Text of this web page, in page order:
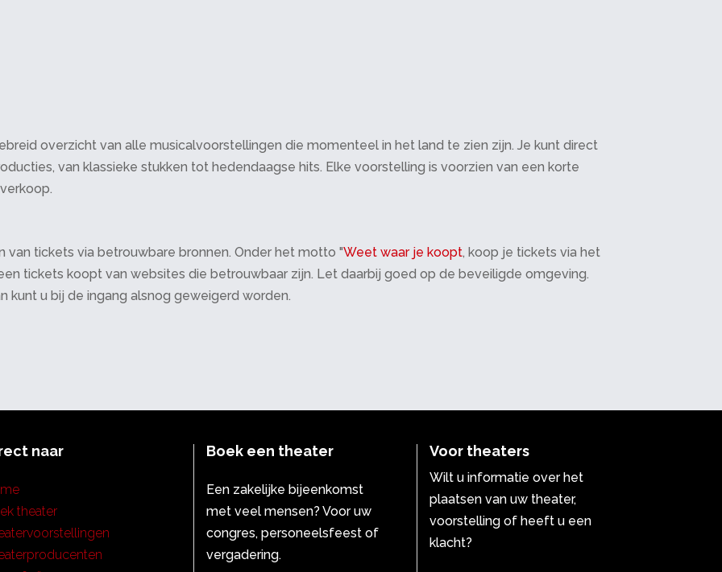
overzicht van alle musicalvoorstellingen die momenteel in het land te zien zijn. Je kunt direct
van klassieke stukken tot hedendaagse hits. Elke voorstelling is voorzien van een korte
van tickets via betrouwbare bronnen. Onder het motto "Weet waar je koopt, koop je tickets via het
tickets koopt van websites die betrouwbaar zijn. Let daarbij goed op de beveiligde omgeving.
kunt u bij de ingang alsnog geweigerd worden.
naar
theater
Boek een theater
Een zakelijke bijeenkomst
met veel mensen? Voor uw
congres, personeelsfeest of
vergadering.
Voor theaters
Wilt u informatie over het
plaatsen van uw theater,
voorstelling of heeft u een
klacht?